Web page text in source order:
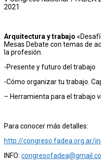
2021
Arquitectura y trabajo
Mesas Debate con temas de
la profesión.
-Presente y futuro del trabajo
-Cómo organizar tu trabajo.
– Herramienta para el trabajo
Para conocer más detalles:
http://congreso.fadea.org.ar/
INFO: